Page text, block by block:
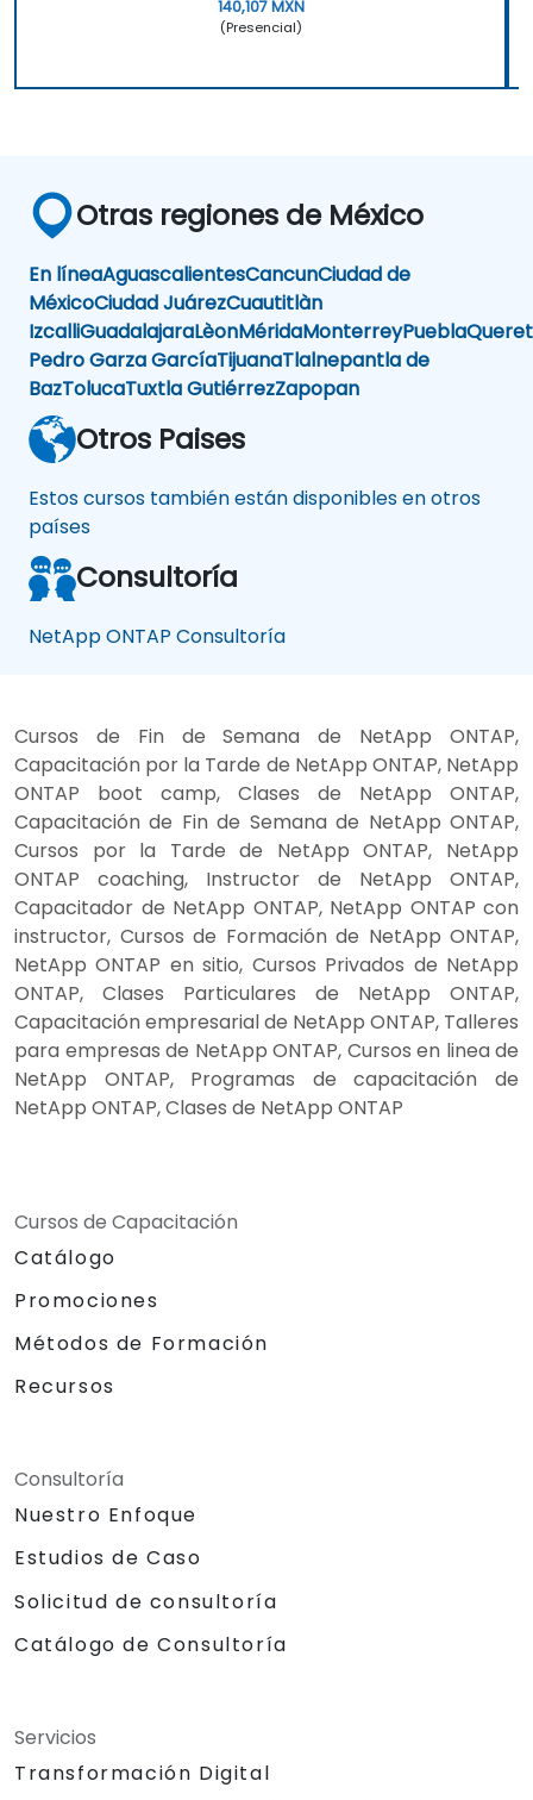
140,107 MXN
(Presencial)
Otras regiones de México
En líneaAguascalientesCancunCiudad de
MéxicoCiudad JuárezCuautitlàn
IzcalliGuadalajaraLèonMéridaMonterreyPuebla
Pedro Garza GarcíaTijuanaTlalnepantla de
BazTolucaTuxtla GutiérrezZapopan
Otros Paises
Estos cursos también están disponibles en otros
países
Consultoría
NetApp ONTAP Consultoría
Cursos de Fin de Semana de NetApp ONTAP,
Capacitación por la Tarde de NetApp ONTAP, NetApp
ONTAP boot camp, Clases de NetApp ONTAP,
Capacitación de Fin de Semana de NetApp ONTAP,
Cursos por la Tarde de NetApp ONTAP, NetApp
ONTAP coaching, Instructor de NetApp ONTAP,
Capacitador de NetApp ONTAP, NetApp ONTAP con
instructor, Cursos de Formación de NetApp ONTAP,
NetApp ONTAP en sitio, Cursos Privados de NetApp
ONTAP, Clases Particulares de NetApp ONTAP,
Capacitación empresarial de NetApp ONTAP, Talleres
para empresas de NetApp ONTAP, Cursos en linea de
NetApp ONTAP, Programas de capacitación de
NetApp ONTAP, Clases de NetApp ONTAP
Cursos de Capacitación
Catálogo
Promociones
Métodos de Formación
Recursos
Consultoría
Nuestro Enfoque
Estudios de Caso
Solicitud de consultoría
Catálogo de Consultoría
Servicios
Transformación Digital